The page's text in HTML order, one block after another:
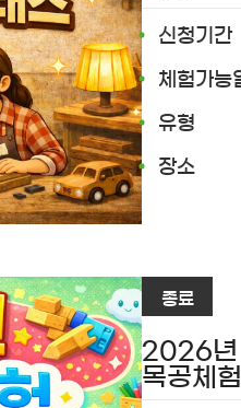
신청기간
체험가능
유형
장소
종료
2026년
목공체